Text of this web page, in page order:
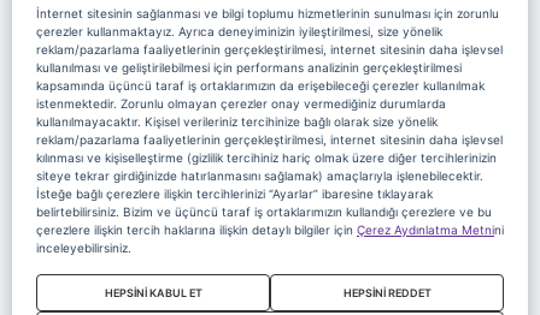
Video Liste
Foto Galeriler
Üyelik Yayın Akışı Reklam
Site Sözleşmesi
Künye ve İletişim
Çerez Politikası
Çerez Yönetimi
Veri Sahibi Başvuru Formu
Nereden İzlerim
Copyright 2020 Digiturk Bu siteyi kullanarak sözleşmeyi kabul etmiş
sayılırsınız.
İnternet sitesinin sağlanması ve bilgi toplumu hizmetlerinin sunulması için zorunlu
çerezler kullanmaktayız. Ayrıca deneyiminizin iyileştirilmesi, size yönelik
reklam/pazarlama faaliyetlerinin gerçekleştirilmesi, internet sitesinin daha işlevsel
kullanılması ve geliştirilebilmesi için performans analizinin gerçekleştirilmesi
kapsamında üçüncü taraf iş ortaklarımızın da erişebileceği çerezler kullanılmak
istenmektedir. Zorunlu olmayan çerezler onay vermediğiniz durumlarda
kullanılmayacaktır. Kişisel verileriniz tercihinize bağlı olarak size yönelik
reklam/pazarlama faaliyetlerinin gerçekleştirilmesi, internet sitesinin daha işlevsel
kılınması ve kişiselleştirme (gizlilik tercihiniz hariç olmak üzere diğer tercihlerinizin
siteye tekrar girdiğinizde hatırlanmasını sağlamak) amaçlarıyla işlenebilecektir.
İsteğe bağlı çerezlere ilişkin tercihlerinizi “Ayarlar” ibaresine tıklayarak
belirtebilirsiniz. Bizim ve üçüncü taraf iş ortaklarımızın kullandığı çerezlere ve bu
çerezlere ilişkin tercih haklarına ilişkin detaylı bilgiler için Çerez Aydınlatma Metnini
inceleyebilirsiniz.
HEPSİNİ KABUL ET HEPSİNİ REDDET